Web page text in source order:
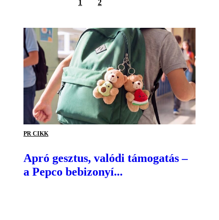
1 2
PR CIKK
Apró gesztus, valódi támogatás –
a Pepco bebizonyí...